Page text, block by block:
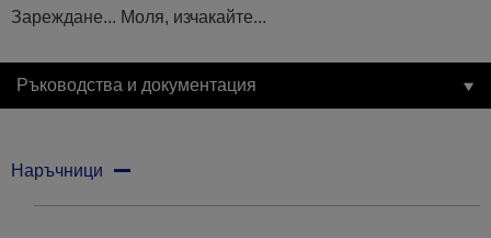
Зареждане... Моля, изчакайте...
Ръководства и документация
Наръчници